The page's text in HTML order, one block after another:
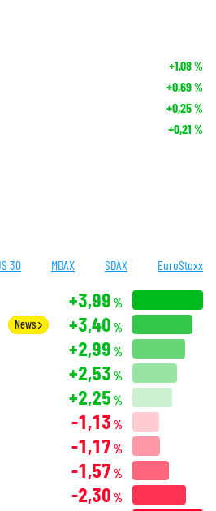
+1,08%
+0,69%
+0,25%
+0,21 %
30 MDAX SDAX EuroStoxx
+3,99 %
News +3,40 %
+2,99 %
+2,53 %
+2,25 %
-1,13 %
-1,17 %
-1,57 %
-2,30 %